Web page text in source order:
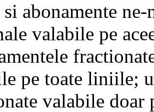
abonamente
valabile pe
pe toate liniile;
valabile doar